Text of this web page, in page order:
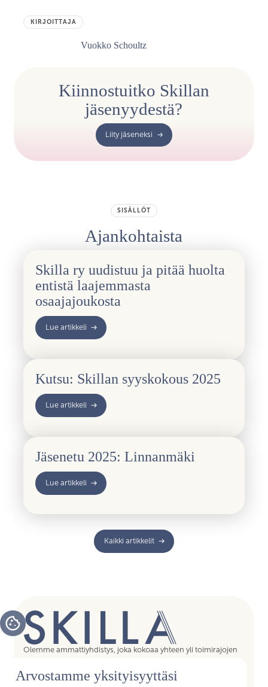
KIRJOITTAJA
Vuokko Schoultz
Kiinnostuitko Skillan
jäsenyydestä?
Liity jäseneksi
SISÄLLÖT
Ajankohtaista
Skilla ry uudistuu ja pitää huolta
entistä laajemmasta
osaajajoukosta
Lue artikkeli
Kutsu: Skillan syyskokous 2025
Lue artikkeli
Jäsenetu 2025: Linnanmäki
Lue artikkeli
Kaikki artikkelit
Arvostamme yksityisyyttäsi
Olemme ammattiyhdistys, joka kokoaa yhteen yli toimirajojen
esihenkilöt ja päälliköt – kaikki sujuvan arjen mahdollistajat.
Liittymällä Skillan jäseneksi saat Akavan Erityisalojen liiton